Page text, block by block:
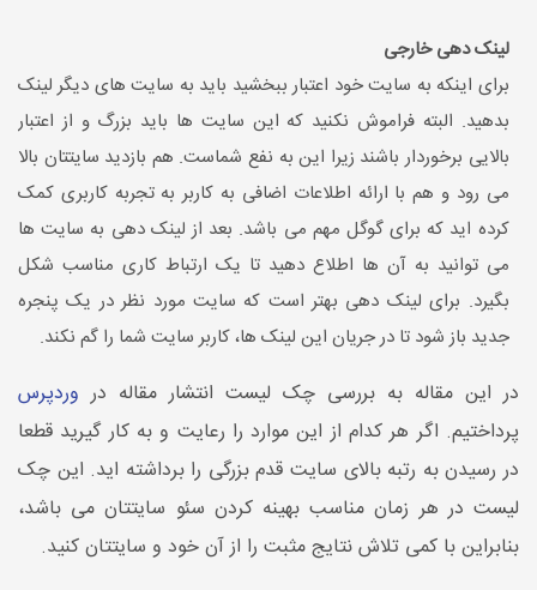
لینک دهی خارجی
برای اینکه به سایت خود اعتبار ببخشید باید به سایت های دیگر لینک
بدهید. البته فراموش نکنید که این سایت ها باید بزرگ و از اعتبار
بالایی برخوردار باشند زیرا این به نفع شماست. هم بازدید سایتتان بالا
می رود و هم با ارائه اطلاعات اضافی به کاربر به تجربه کاربری کمک
کرده اید که برای گوگل مهم می باشد. بعد از لینک دهی به سایت ها
می توانید به آن ها اطلاع دهید تا یک ارتباط کاری مناسب شکل
بگیرد. برای لینک دهی بهتر است که سایت مورد نظر در یک پنجره
جدید باز شود تا در جریان این لینک ها، کاربر سایت شما را گم نکند.
در این مقاله به بررسی چک لیست انتشار مقاله در وردپرس
پرداختیم. اگر هر کدام از این موارد را رعایت و به کار گیرید قطعا
در رسیدن به رتبه بالای سایت قدم بزرگی را برداشته اید. این چک
لیست در هر زمان مناسب بهینه کردن سئو سایتتان می باشد،
بنابراین با کمی تلاش نتایج مثبت را از آن خود و سایتتان کنید.